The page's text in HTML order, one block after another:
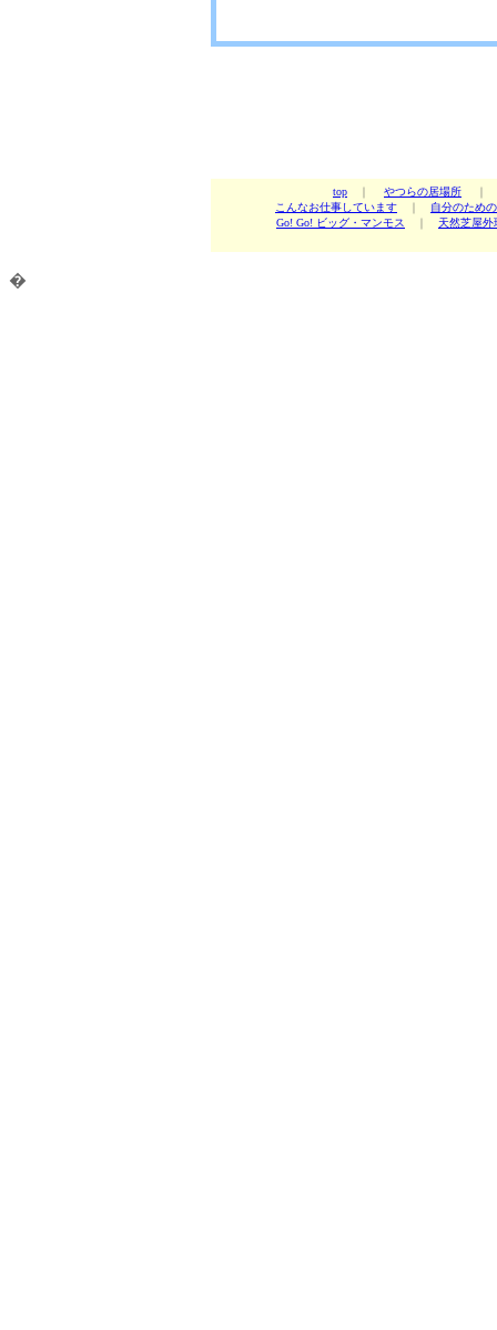
top ｜ やつらの居場所 ｜
こんなお仕事しています ｜ 自分のため
Go! Go! ビッグ・マンモス
｜ 天然芝屋外
�